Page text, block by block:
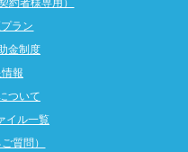
ラン
金制度
報
ついて
イル一覧
質問）